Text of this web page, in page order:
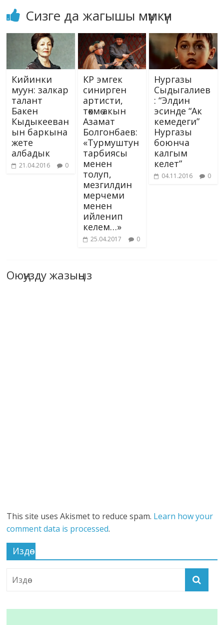
Сизге да жагышы мүмкүн
Кийинки
муун: залкар
талант
Бакен
Кыдыкееван
ын баркына
жете
албадык
21.04.2016 0
КР эмгек
синирген
артисти,
төкмө акын
Азамат
Болгонбаев:
«Турмуштун
тарбиясы
менен
толуп,
мезгилдин
мерчеми
менен
ийленип
келем…»
25.04.2017 0
Нургазы
Сыдыгалиев
: “Элдин
эсинде “Ак
кемедеги”
Нургазы
боюнча
калгым
келет”
04.11.2016 0
Оюңузду жазыңыз
This site uses Akismet to reduce spam. Learn how your
comment data is processed.
Издөө